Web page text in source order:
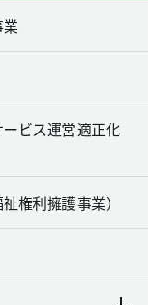
ビス運営適正化
権利擁護事業）